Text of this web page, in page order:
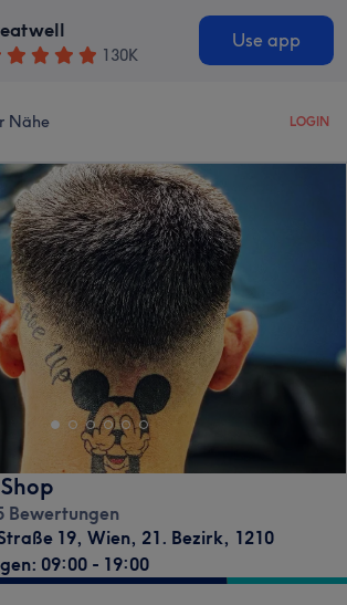
130K
Use app
Nähe LOGIN
Bewertungen
19, Wien, 21. Bezirk, 1210
09:00 - 19:00